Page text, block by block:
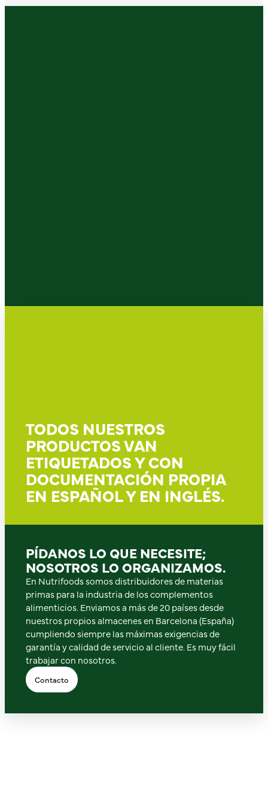
TODOS NUESTROS
PRODUCTOS VAN
ETIQUETADOS Y CON
DOCUMENTACIÓN PROPIA
EN ESPAÑOL Y EN INGLÉS.
PÍDANOS LO QUE NECESITE;
NOSOTROS LO ORGANIZAMOS.
En Nutrifoods somos distribuidores de materias
primas para la industria de los complementos
alimenticios. Enviamos a más de 20 países desde
nuestros propios almacenes en Barcelona (España)
cumpliendo siempre las máximas exigencias de
garantía y calidad de servicio al cliente. Es muy fácil
trabajar con nosotros.
Contacto